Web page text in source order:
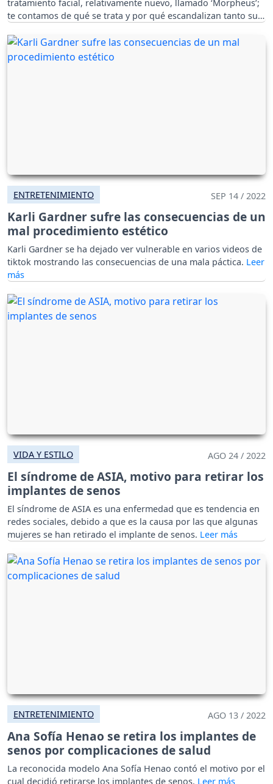
tratamiento facial, relativamente nuevo, llamado ‘Morpheus’;
te contamos de qué se trata y por qué escandalizan tanto sus
ENTRETENIMIENTO SEP 14 / 2022
Karli Gardner sufre las consecuencias de un
mal procedimiento estético
Karli Gardner se ha dejado ver vulnerable en varios videos de
tiktok mostrando las consecuencias de una mala páctica.
VIDA Y ESTILO AGO 24 / 2022
El síndrome de ASIA, motivo para retirar los
implantes de senos
El síndrome de ASIA es una enfermedad que es tendencia en
redes sociales, debido a que es la causa por las que algunas
mujeres se han retirado el implante de senos.
ENTRETENIMIENTO AGO 13 / 2022
Ana Sofía Henao se retira los implantes de
senos por complicaciones de salud
La reconocida modelo Ana Sofía Henao contó el motivo por el
cual decidió retirarse los implantes de senos.